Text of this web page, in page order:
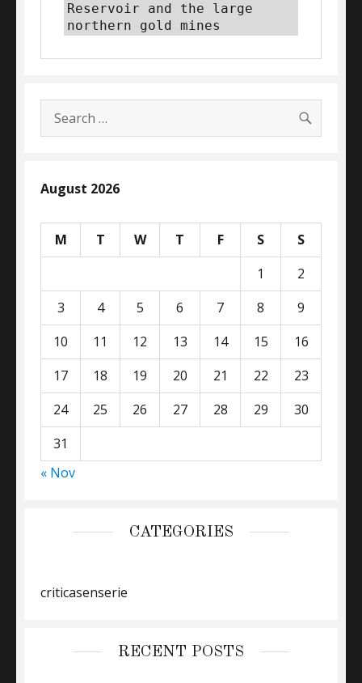
Reservoir and the large
northern gold mines
Search
for:
August 2026
M T W T F S
S
1
2
3
4 5 6 7 8
9
10
11 12 13 14 15
16
17
18 19 20 21 22
23
24
25 26 27 28 29
30
31
« Nov
CATEGORIES
criticasenserie
RECENT POSTS